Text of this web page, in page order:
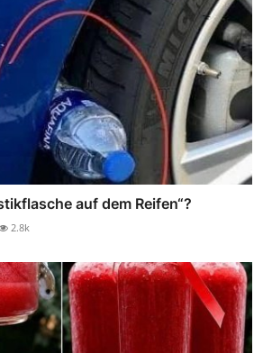
auf dem Reifen“?
2.8k